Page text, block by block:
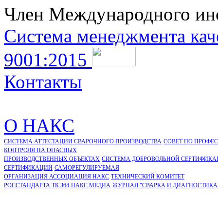
Член Международного
Система менеджмента
9001:2015
Контакты
О НАКС
СИСТЕМА АТТЕСТАЦИИ СВАРОЧНОГО ПРОИЗВОДСТВА СОВЕТ ПО
КОНТРОЛЯ НА ОПАСНЫХ
ПРОИЗВОДСТВЕННЫХ ОБЪЕКТАХ СИСТЕМА ДОБРОВОЛЬНОЙ
CЕРТИФИКАЦИИ САМОРЕГУЛИРУЕМАЯ
ОРГАНИЗАЦИЯ АССОЦИАЦИЯ НАКС ТЕХНИЧЕСКИЙ КОМИТЕТ
РОССТАНДАРТА ТК 364 НАКС МЕДИА ЖУРНАЛ "СВАРКА И